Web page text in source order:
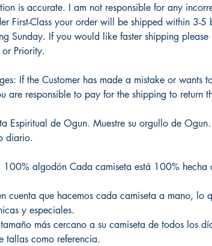
is accurate. I am not responsible for any
First-Class your order will be shipped within 3-5
Sunday. If you would like faster shipping please
or Priority.
If the Customer has made a mistake or wants
are responsible to pay for the shipping to return
Espiritual de Ogun. Muestre su orgullo de
diario.
algodón Cada camiseta está 100% hecha
cuenta que hacemos cada camiseta a mano, lo
y especiales.
más cercano a su camiseta de todos los
tallas como referencia.